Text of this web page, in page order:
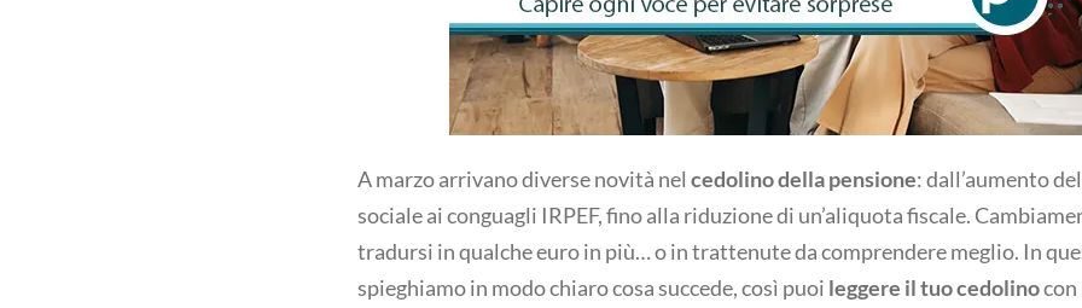
A marzo arrivano diverse novità nel cedolino della pensione: dall’aumento
sociale ai conguagli IRPEF, fino alla riduzione di un’aliquota fiscale.
tradursi in qualche euro in più… o in trattenute da comprendere meglio. In
spieghiamo in modo chiaro cosa succede, così puoi leggere il tuo cedolinocon